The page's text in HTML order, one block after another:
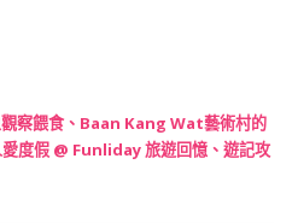
察餵食、Baan Kang Wat藝術村的
度假 @ Funliday 旅遊回憶、遊記攻